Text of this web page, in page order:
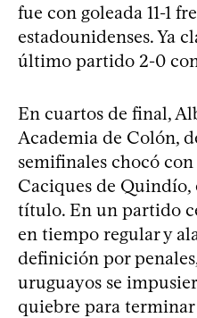
fue con goleada 11-1
estadounidenses. Ya
último partido 2-0
En cuartos de final,
Academia de Colón,
semifinales chocó
Caciques de
título. En un partido
en tiempo regular y
definición por
uruguayos se
quiebre para